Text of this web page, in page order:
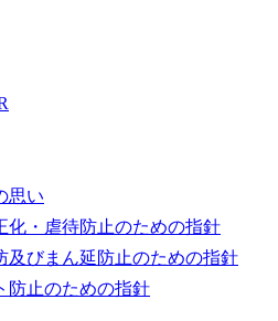
思い
化・虐待防止のための指針
及びまん延防止のための指針
防止のための指針